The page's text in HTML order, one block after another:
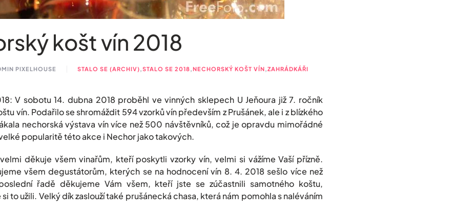
košt vín 2018
PIXELHOUSE STALO SE (ARCHIV),STALO SE 2018,NECHORSKÝ KOŠT VÍN,ZAHRÁDKÁŘI
V sobotu 14. dubna 2018 proběhl ve vinných sklepech U Jeňoura již 7. ročník
vín. Podařilo se shromáždit 594 vzorků vín především z Prušánek, ale i z blízkého
nechorská výstava vín více než 500 návštěvníků, což je opravdu mimořádné
popularitě této akce i Nechor jako takových.
děkuje všem vinařům, kteří poskytli vzorky vín, velmi si vážíme Vaší přízně.
všem degustátorům, kterých se na hodnocení vín 8. 4. 2018 sešlo více než
řadě děkujeme Vám všem, kteří jste se zúčastnili samotného koštu,
to užili. Velký dík zaslouží také prušánecká chasa, která nám pomohla s naléváním